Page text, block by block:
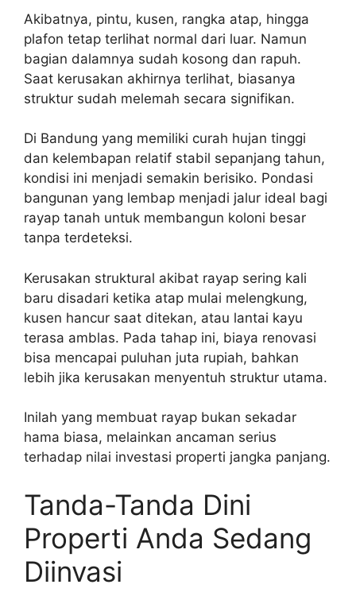
Akibatnya, pintu, kusen, rangka atap, hingga
plafon tetap terlihat normal dari luar. Namun
bagian dalamnya sudah kosong dan rapuh.
Saat kerusakan akhirnya terlihat, biasanya
struktur sudah melemah secara signifikan.
Di Bandung yang memiliki curah hujan tinggi
dan kelembapan relatif stabil sepanjang tahun,
kondisi ini menjadi semakin berisiko. Pondasi
bangunan yang lembap menjadi jalur ideal bagi
rayap tanah untuk membangun koloni besar
tanpa terdeteksi.
Kerusakan struktural akibat rayap sering kali
baru disadari ketika atap mulai melengkung,
kusen hancur saat ditekan, atau lantai kayu
terasa amblas. Pada tahap ini, biaya renovasi
bisa mencapai puluhan juta rupiah, bahkan
lebih jika kerusakan menyentuh struktur utama.
Inilah yang membuat rayap bukan sekadar
hama biasa, melainkan ancaman serius
terhadap nilai investasi properti jangka panjang.
Tanda-Tanda Dini
Properti Anda Sedang
Diinvasi